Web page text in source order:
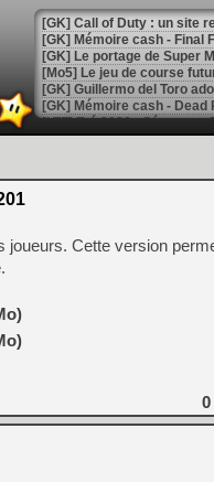
[GK] Le portage de Super
[Mo5] Le jeu de course
[GK] Guillermo del Toro
[LTF] Eté 2026 - Séquence
[GK] Mistfall Hunter :
[GK] Wo Long 2 évolue
[GK] Crossfire : un TPS à
[LS] [PS5] Premiers
[Mo5] DOOM arrive en
[GK] Bethesda fête les 30
[GK] Roblox : l'action en
[GK] Agenda - GeForce
[LS] [PS5] ps5-y2jb-
joueurs. Cette version
0